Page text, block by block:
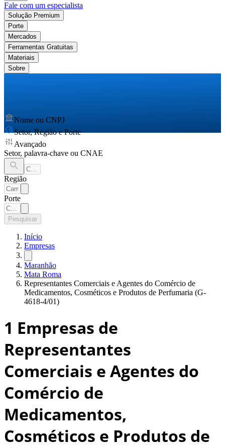
Fale com um especialista
Solução Premium
Porte
Mercados
Ferramentas Gratuitas
Materiais
Sobre
Nome ou CNPJ
Setor, Região e Porte
Avançado
Setor, palavra-chave ou CNAE
Região
Porte
Pesquisar
Início
Empresas
Maranhão
Mata Roma
Representantes Comerciais e Agentes do Comércio de
Medicamentos, Cosméticos e Produtos de Perfumaria (G-
4618-4/01)
1 Empresas de
Representantes
Comerciais e Agentes do
Comércio de
Medicamentos,
Cosméticos e Produtos de